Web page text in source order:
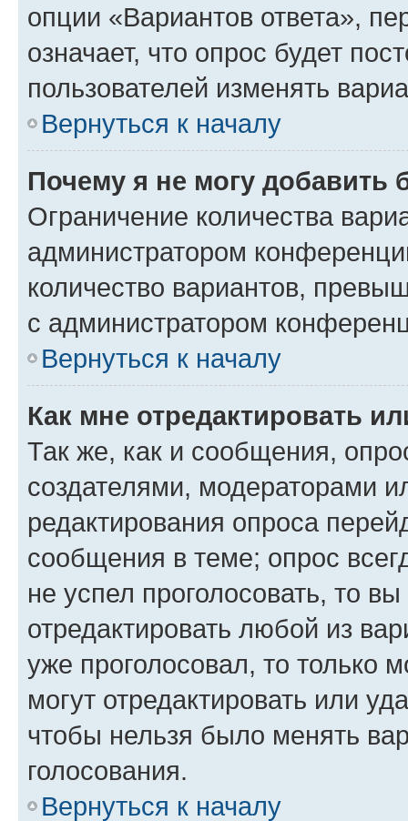
опции «Вариантов ответа»,
означает, что опрос будет
пользователей изменять
Вернуться к началу
Почему я не могу добавить
Ограничение количества
администратором
количество вариантов,
с администратором
Вернуться к началу
Как мне отредактировать
Так же, как и сообщения,
создателями, модераторами
редактирования опроса
сообщения в теме; опрос
не успел проголосовать, то
отредактировать любой из
уже проголосовал, то только
могут отредактировать или
чтобы нельзя было менять
голосования.
Вернуться к началу